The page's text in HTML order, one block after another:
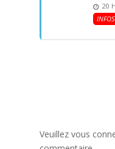
20
INFOS
Veuillez vous